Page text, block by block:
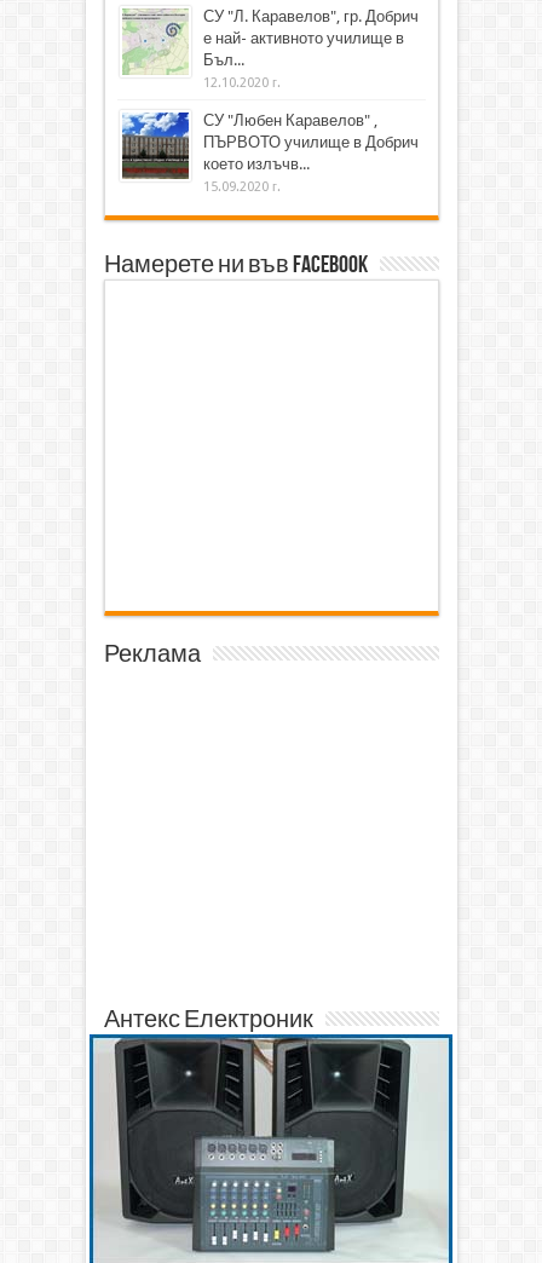
СУ "Л. Каравелов", гр. Добрич
е най- активното училище в
Бъл...
12.10.2020 г.
СУ "Любен Каравелов" ,
ПЪРВОТО училище в Добрич
което излъчв...
15.09.2020 г.
Намерете ни във Facebook
Реклама
Антекс Електроник